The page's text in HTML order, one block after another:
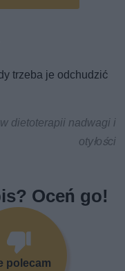
trzeba je odchudzić
dietoterapii nadwagi i
otyłości
Oceń go!
polecam